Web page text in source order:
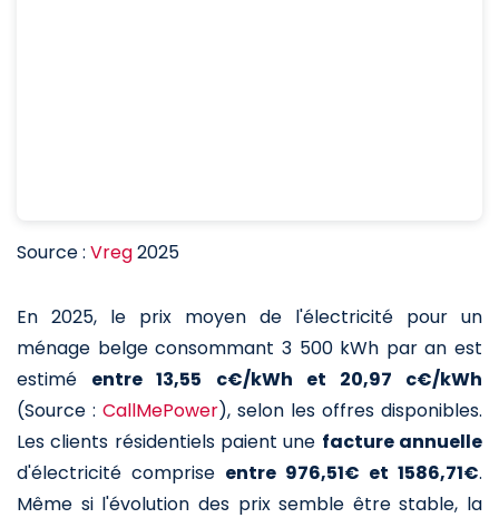
Source : Vreg2025
En 2025, le prix moyen de l'électricité pour un
ménage belge consommant 3 500 kWh par an est
estimé entre 13,55 c€/kWh et 20,97 c€/kWh
(Source : CallMePower), selon les offres disponibles.
Les clients résidentiels paient une facture annuelle
d'électricité comprise entre 976,51€ et 1586,71€.
Même si l'évolution des prix semble être stable, la